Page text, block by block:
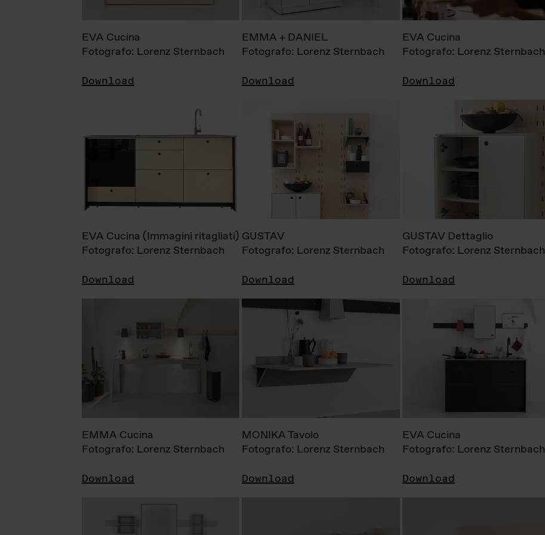
EVA Cucina
Fotografo: Lorenz Sternbach
Download
EMMA + DANIEL
Fotografo: Lorenz Sternbach
Download
EVA Cucina
Fotografo: Lorenz Sternbach
Download
EVA Cucina (Immagini ritagliati)
Fotografo: Lorenz Sternbach
Download
GUSTAV
Fotografo: Lorenz Sternbach
Download
GUSTAV Dettaglio
Fotografo: Lorenz Sternbach
Download
EMMA Cucina
Fotografo: Lorenz Sternbach
Download
MONIKA Tavolo
Fotografo: Lorenz Sternbach
Download
EVA Cucina
Fotografo: Lorenz Sternbach
Download